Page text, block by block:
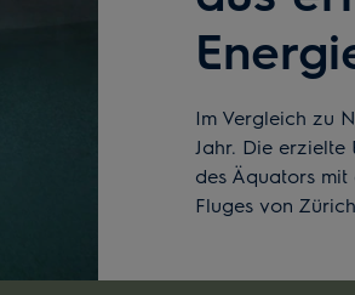
Im Vergleich zu
Jahr. Die erzielte
des Äquators mit
Fluges von